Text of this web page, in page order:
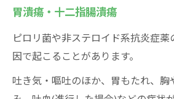
胃潰瘍・十二指腸潰瘍
ピロリ菌や非ステロイド系抗炎症
因で起こることがあります。
吐き気・嘔吐のほか、胃もたれ、胸